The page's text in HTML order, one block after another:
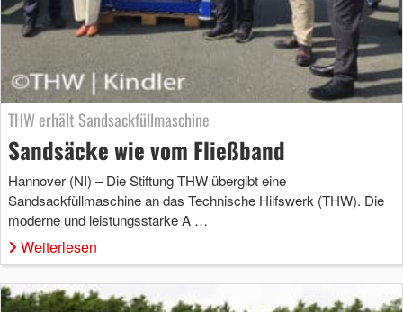
THW erhält Sandsackfüllmaschine
Sandsäcke wie vom Fließband
Hannover (NI) – Die Stiftung THW übergibt eine
Sandsackfüllmaschine an das Technische Hilfswerk (THW). Die
moderne und leistungsstarke A …
Weiterlesen